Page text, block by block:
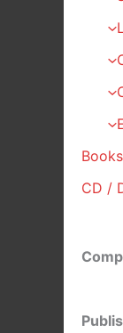
Books
CD /